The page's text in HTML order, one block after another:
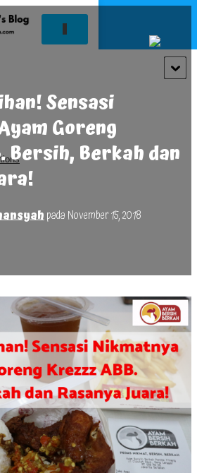
N
A
V
I
G
Sensasi
Goreng
Bersih, Berkah dan
padaNovember 15, 2018